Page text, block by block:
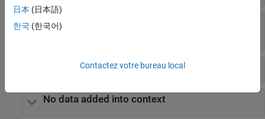
Missing data for encryption, decryption or
signing operation
Missing parameters for key generation
No data added into context
日本 (日本語)
한국 (한국어)
Contactez votre bureau local